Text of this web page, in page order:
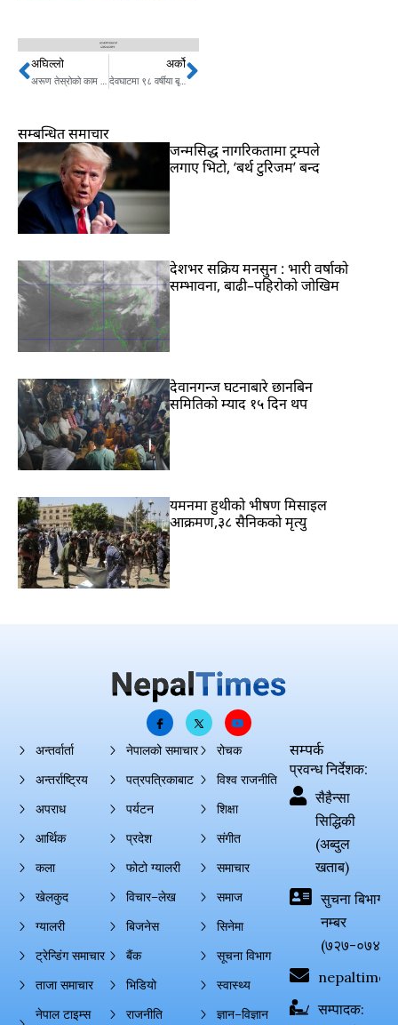
Prev
अघिल्लो
अरूण तेस्रोको काम ४० प्रतिशत सम्पन्नः पानी डाइभर्सन आज
अर्को
देवघाटमा ९८ वर्षीया बृद्धालाई कोभिड खोप लगाईँदैNext
सम्बन्धित समाचार
जन्मसिद्ध नागरिकतामा ट्रम्पले
लगाए भिटो, ‘बर्थ टुरिजम’ बन्द
देशभर सक्रिय मनसुन : भारी वर्षाको
सम्भावना, बाढी–पहिरोको जोखिम
देवानगन्ज घटनाबारे छानबिन
समितिको म्याद १५ दिन थप
यमनमा हुथीको भीषण मिसाइल
आक्रमण,३८ सैनिकको मृत्यु
अन्तर्वार्ता
अन्तर्राष्ट्रिय
अपराध
आर्थिक
कला
खेलकुद
ग्यालरी
ट्रेन्डिंग समाचार
ताजा समाचार
नेपाल टाइम्स
नेपालको समाचार
पत्रपत्रिकाबाट
पर्यटन
प्रदेश
फोटो ग्यालरी
विचार–लेख
बिजनेस
बैंक
भिडियो
राजनीति
रोचक
विश्व राजनीति
शिक्षा
संगीत
समाचार
समाज
सिनेमा
सूचना विभाग
स्वास्थ्य
ज्ञान–विज्ञान
सम्पर्क
प्रवन्ध निर्देशक:
सैहैन्सा
सिद्धिकी
(अब्दुल
खताब)
सुचना बिभाग
नम्बर
(७२७-०७४-
सम्पादक: